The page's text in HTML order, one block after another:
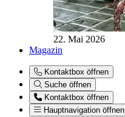
22. Mai 2026
Magazin
Kontaktbox öffnen
Suche öffnen
Kontaktbox öffnen
Hauptnavigation öffnen